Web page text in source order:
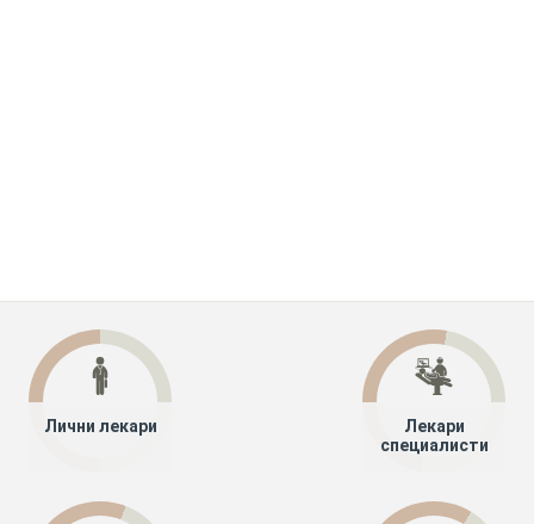
Лични лекари
Лекари
специалисти